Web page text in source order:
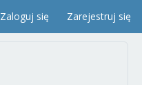
Zaloguj się Zarejestruj się